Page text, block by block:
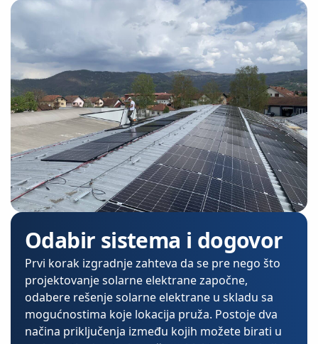
Odabir sistema i dogovor
Prvi korak izgradnje zahteva da se pre nego što
projektovanje solarne elektrane započne,
odabere rešenje solarne elektrane u skladu sa
mogućnostima koje lokacija pruža. Postoje dva
načina priključenja između kojih možete birati u